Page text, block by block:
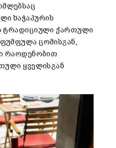
ხაჭაპურის
ტრადიციული ქართული
ცომისგან,
რაოდენობით
ყველისგან